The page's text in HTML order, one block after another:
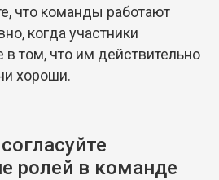
что команды работают
когда участники
в том, что им действительно
хороши.
ролей в команде